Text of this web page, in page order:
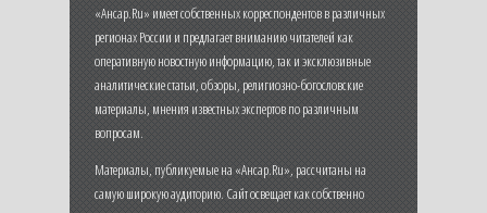
«Ансар.Ru» имеет собственных корреспондентов в различных
регионах России и предлагает вниманию читателей как
оперативную новостную информацию, так и эксклюзивные
аналитические статьи, обзоры, религиозно-богословские
материалы, мнения известных экспертов по различным
вопросам.
Материалы, публикуемые на «Ансар.Ru», рассчитаны на
самую широкую аудиторию. Сайт освещает как собственно